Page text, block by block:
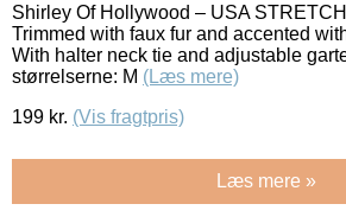
Shirley Of Hollywood – USA
Trimmed with faux fur and accented
With halter neck tie and adjustable
størrelserne: M (Læs mere)
199 kr. (Vis fragtpris)
Læs mere »